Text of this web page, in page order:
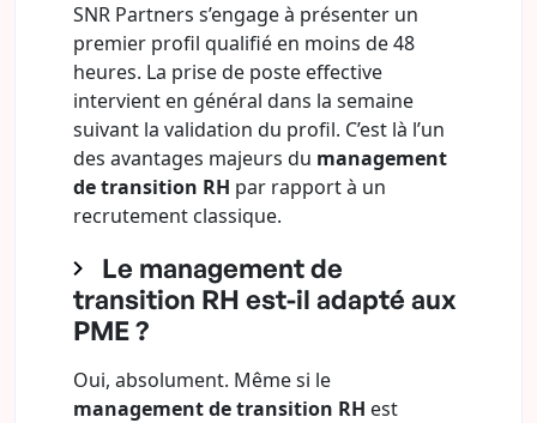
SNR Partners s’engage à présenter un
premier profil qualifié en moins de 48
heures. La prise de poste effective
intervient en général dans la semaine
suivant la validation du profil. C’est là l’un
des avantages majeurs du management
de transition RH par rapport à un
recrutement classique.
Le management de
transition RH est-il adapté aux
PME ?
Oui, absolument. Même si le
management de transition RH est